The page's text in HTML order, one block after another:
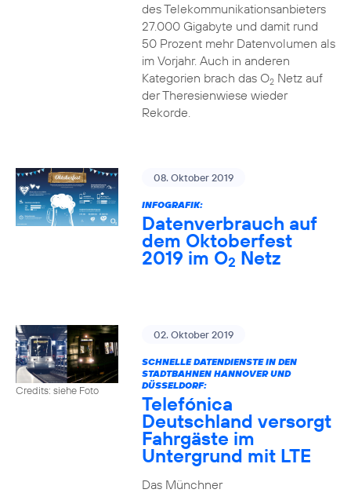
des Telekommunikationsanbieters
27.000 Gigabyte und damit rund
50 Prozent mehr Datenvolumen als
im Vorjahr. Auch in anderen
Kategorien brach das O2Netz auf
der Theresienwiese wieder
Rekorde.
08. Oktober 2019
INFOGRAFIK:
Datenverbrauch auf
dem Oktoberfest
2019 im O2 Netz
Credits: siehe Foto
02. Oktober 2019
SCHNELLE DATENDIENSTE IN DEN
STADTBAHNEN HANNOVER UND
DÜSSELDORF:
Telefónica
Deutschland versorgt
Fahrgäste im
Untergrund mit LTE
Das Münchner